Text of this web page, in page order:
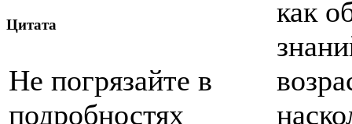
Цитата
Не погрязайте в
подробностях
как